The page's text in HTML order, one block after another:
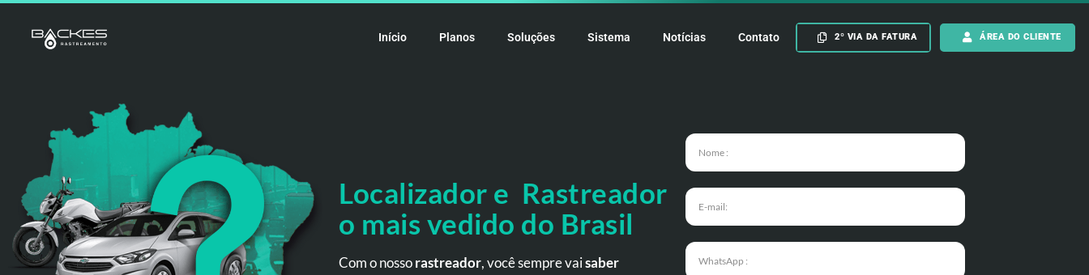
Início Planos Soluções Sistema Notícias Contato 2º VIA DA FATURA ÁREA DO CLIENTE
Localizador e Rastreador
o mais vedido do Brasil
Com o nossorastreador, você sempre vaisaber